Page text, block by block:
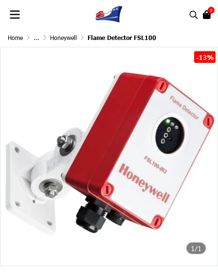
0
Home ... Honeywell Flame Detector FSL100
1/1
-13%